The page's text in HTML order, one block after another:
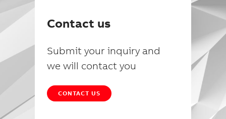
Contact us
Submit your inquiry and
we will contact you
CONTACT US